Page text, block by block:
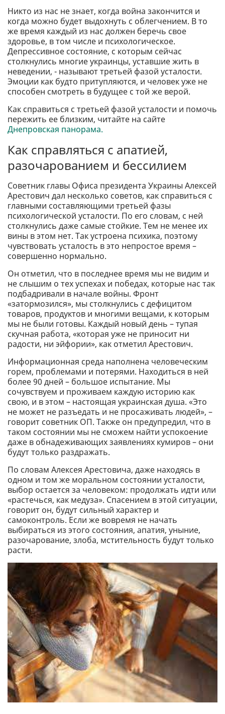
Никто из нас не знает, когда война закончится и
когда можно будет выдохнуть с облегчением. В то
же время каждый из нас должен беречь свое
здоровье, в том числе и психологическое.
Депрессивное состояние, с которым сейчас
столкнулись многие украинцы, уставшие жить в
неведении, - называют третьей фазой усталости.
Эмоции как будто притупляются, и человек уже не
способен смотреть в будущее с той же верой.
Как справиться с третьей фазой усталости и помочь
пережить ее близким, читайте на сайте
Днепровская панорама.
Как справляться с апатией,
разочарованием и бессилием
Советник главы Офиса президента Украины Алексей
Арестович дал несколько советов, как справиться с
главными составляющими третьей фазы
психологической усталости. По его словам, с ней
столкнулись даже самые стойкие. Тем не менее их
вины в этом нет. Так устроена психика, поэтому
чувствовать усталость в это непростое время –
совершенно нормально.
Он отметил, что в последнее время мы не видим и
не слышим о тех успехах и победах, которые нас так
подбадривали в начале войны. Фронт
«затормозился», мы столкнулись с дефицитом
товаров, продуктов и многими вещами, к которым
мы не были готовы. Каждый новый день – тупая
скучная работа, «которая уже не приносит ни
радости, ни эйфории», как отметил Арестович.
Информационная среда наполнена человеческим
горем, проблемами и потерями. Находиться в ней
более 90 дней – большое испытание. Мы
сочувствуем и проживаем каждую историю как
свою, и в этом – настоящая украинская душа. «Это
не может не разъедать и не просаживать людей», –
говорит советник ОП. Также он предупредил, что в
таком состоянии мы не сможем найти успокоение
даже в обнадеживающих заявлениях кумиров – они
будут только раздражать.
По словам Алексея Арестовича, даже находясь в
одном и том же моральном состоянии усталости,
выбор остается за человеком: продолжать идти или
«растечься, как медуза». Спасением в этой ситуации,
говорит он, будут сильный характер и
самоконтроль. Если же вовремя не начать
выбираться из этого состояния, апатия, уныние,
разочарование, злоба, мстительность будут только
расти.